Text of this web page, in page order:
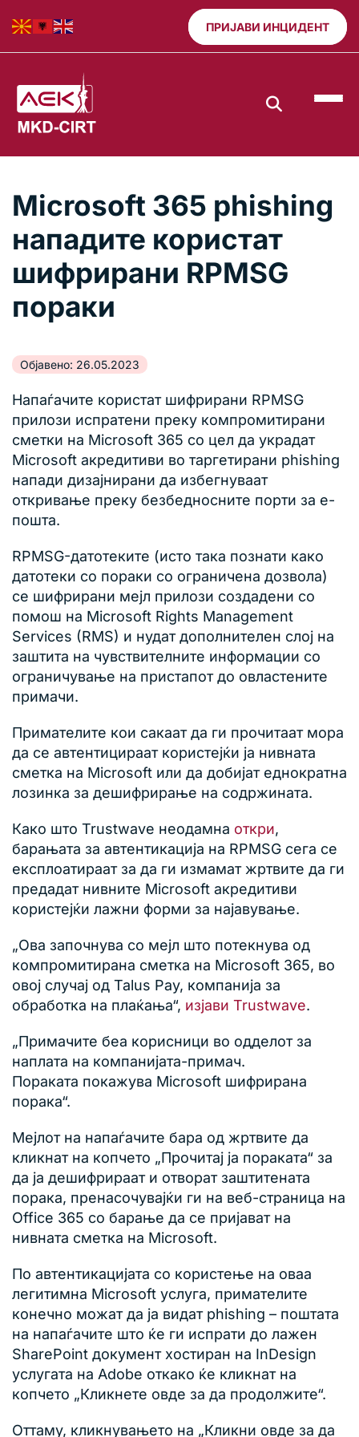
ПРИЈАВИ ИНЦИДЕНТ
Microsoft 365 phishing
нападите користат
шифрирани RPMSG
пораки
Објавено: 26.05.2023
Напаѓачите користат шифрирани RPMSG
прилози испратени преку компромитирани
сметки на Microsoft 365 со цел да украдат
Microsoft акредитиви во таргетирани phishing
напади дизајнирани да избегнуваат
откривање преку безбедносните порти за е-
пошта.
RPMSG-датотеките (исто така познати како
датотеки со пораки со ограничена дозвола)
се шифрирани мејл прилози создадени со
помош на Microsoft Rights Management
Services (RMS) и нудат дополнителен слој на
заштита на чувствителните информации со
ограничување на пристапот до овластените
примачи.
Примателите кои сакаат да ги прочитаат мора
да се автентицираат користејќи ја нивната
сметка на Microsoft или да добијат еднократна
лозинка за дешифрирање на содржината.
Како што Trustwave неодамна откри,
барањата за автентикација на RPMSG сега се
експлоатираат за да ги измамат жртвите да ги
предадат нивните Microsoft акредитиви
користејќи лажни форми за најавување.
„Ова започнува со мејл што потекнува од
компромитирана сметка на Microsoft 365, во
овој случај од Talus Pay, компанија за
обработка на плаќања“, изјави Trustwave.
„Примачите беа корисници во одделот за
наплата на компанијата-примач.
Пораката покажува Microsoft шифрирана
порака“.
Мејлот на напаѓачите бара од жртвите да
кликнат на копчето „Прочитај ја пораката“ за
да ја дешифрираат и отворат заштитената
порака, пренасочувајќи ги на веб-страница на
Office 365 со барање да се пријават на
нивната сметка на Microsoft.
По автентикацијата со користење на оваа
легитимна Microsoft услуга, примателите
конечно можат да ја видат phishing – поштата
на напаѓачите што ќе ги испрати до лажен
SharePoint документ хостиран на InDesign
услугата на Adobe откако ќе кликнат на
копчето „Кликнете овде за да продолжите“.
Оттаму, кликнувањето на „Кликни овде за да